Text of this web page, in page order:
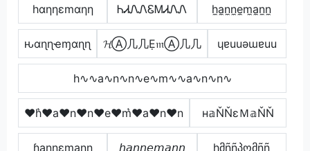
hαηηεmαηη ᏂᏗᏁᏁᏋᎷᏗᏁᏁ h̼a̼n̼n̼e̼m̼a̼n̼n̼
ԋαɳɳҽɱαɳɳ 𝓗Ⓐ几几Ẹ𝔪Ⓐ几几 ɥɐuuǝɯɐuu
h∿∿a∿n∿n∿e∿m∿∿a∿n∿n∿
♥h͛♥a♥n♥n♥e♥m͛♥a♥n♥n н𝕒ŇŇεＭ𝕒ŇŇ
ɧąŋŋɛɱąŋŋ 𝘩𝘢𝘯𝘯𝘦𝘮𝘢𝘯𝘯 hმῆῆპომῆῆ